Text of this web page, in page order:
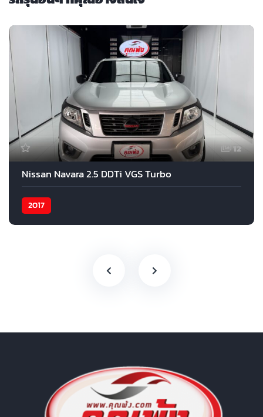
12
Nissan Navara 2.5 DDTi VGS Turbo
2017